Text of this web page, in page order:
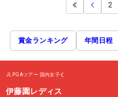
2
賞金ランキング 年間日程
JLPGAツアー 国内女子
伊藤園レディス